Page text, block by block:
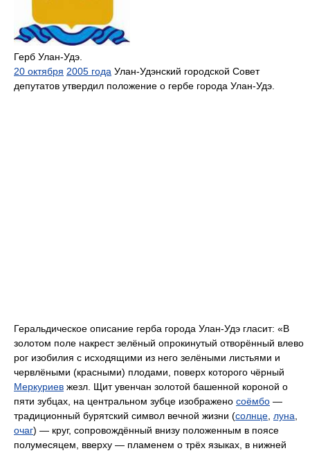
Герб Улан-Удэ.
20 октября 2005 года Улан-Удэнский городской Совет
депутатов утвердил положение о гербе города Улан-Удэ.
Геральдическое описание герба города Улан-Удэ гласит: «В
золотом поле накрест зелёный опрокинутый отворённый влево
рог изобилия с исходящими из него зелёными листьями и
червлёными (красными) плодами, поверх которого чёрный
Меркуриев жезл. Щит увенчан золотой башенной короной о
пяти зубцах, на центральном зубце изображено соёмбо —
традиционный бурятский символ вечной жизни (солнце, луна,
очаг) — круг, сопровождённый внизу положенным в поясе
полумесяцем, вверху — пламенем о трёх языках, в нижней